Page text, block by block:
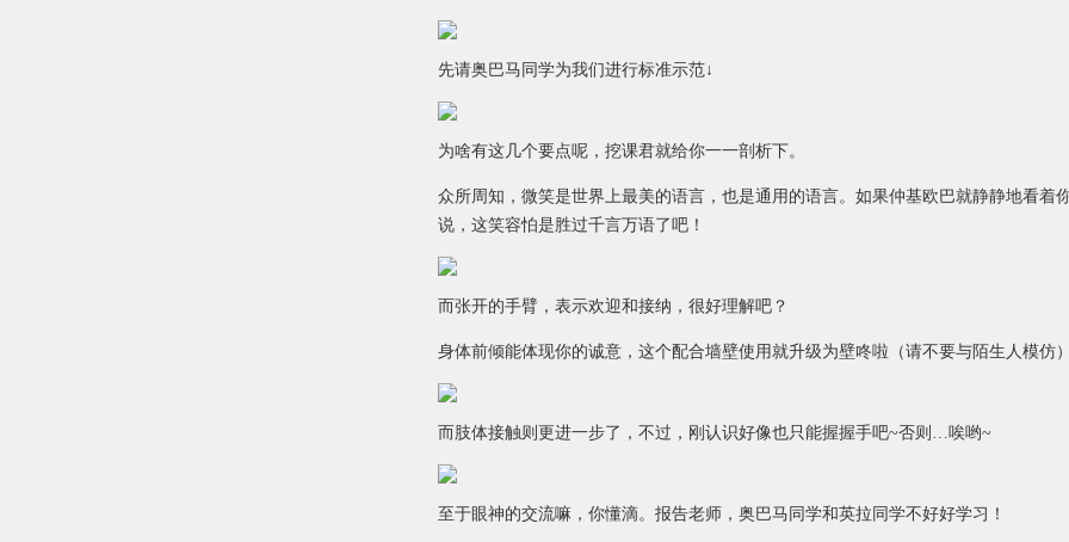
先请奥巴马同学为我们进行标准示范↓
为啥有这几个要点呢，挖课君就给你一一剖析下。
众所周知，微笑是世界上最美的语言，也是通用的语言。如果仲基欧巴就静静地看着
说，这笑容怕是胜过千言万语了吧！
而张开的手臂，表示欢迎和接纳，很好理解吧？
身体前倾能体现你的诚意，这个配合墙壁使用就升级为壁咚啦（请不要与陌生人模仿
而肢体接触则更进一步了，不过，刚认识好像也只能握握手吧~否则…唉哟~
至于眼神的交流嘛，你懂滴。报告老师，奥巴马同学和英拉同学不好好学习！